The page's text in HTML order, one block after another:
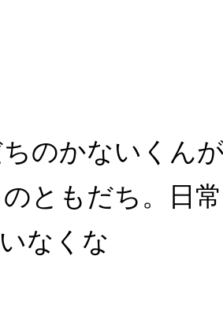
のかないくん
ともだち。日
なくな